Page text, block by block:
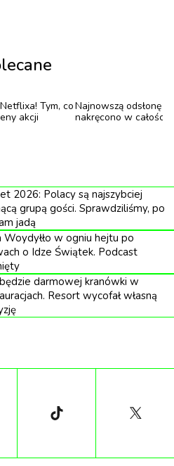
Tym, co
akcji
Najnowszą odsłonę
nakręcono w całości
2026: Polacy są najszybciej
grupą gości. Sprawdziliśmy, po
jadą
Woydyłło w ogniu hejtu po
o Idze Świątek. Podcast
darmowej kranówki w
Resort wycofał własną